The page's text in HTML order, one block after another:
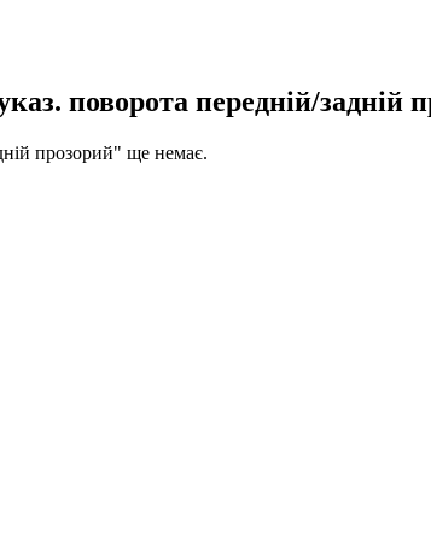
поворота передній/задній
прозорий" ще немає.